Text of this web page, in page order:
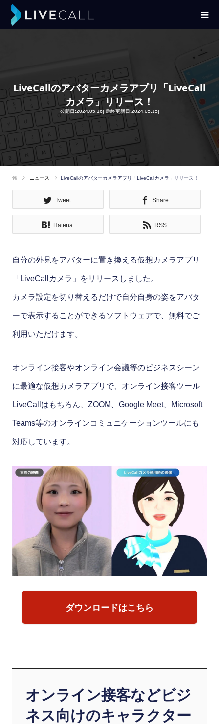
LiveCallのアバターカメラアプリ「LiveCall
カメラ」リリース！
公開日:2024.05.16| 最終更新日:2024.05.15|
ニュース LiveCallのアバターカメラアプリ「LiveCallカメラ」リリース！
Tweet Share
Hatena RSS
自分の外見をアバターに置き換える仮想カメラアプリ
「LiveCallカメラ」をリリースしました。
カメラ設定を切り替えるだけで自分自身の姿をアバタ
ーで表示することができるソフトウェアで、無料でご
利用いただけます。
オンライン接客やオンライン会議等のビジネスシーン
に最適な仮想カメラアプリで、オンライン接客ツール
LiveCallはもちろん、ZOOM、Google Meet、Microsoft
Teams等のオンラインコミュニケーションツールにも
対応しています。
ダウンロードはこちら
オンライン接客などビジ
ネス向けのキャラクター